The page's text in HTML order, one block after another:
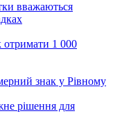
вважаються
отримати 1 000
знак у Рівному
рішення для